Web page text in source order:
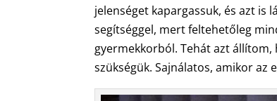
jelenséget kapargassuk, és azt is
segítséggel, mert feltehetőleg
gyermekkorból. Tehát azt állítom,
szükségük. Sajnálatos, amikor az